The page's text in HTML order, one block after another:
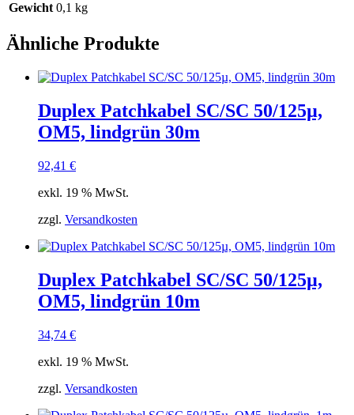
Gewicht 0,1 kg
Ähnliche Produkte
Duplex Patchkabel SC/SC 50/125µ,
OM5, lindgrün 30m
92,41 €
exkl. 19 % MwSt.
zzgl. Versandkosten
Duplex Patchkabel SC/SC 50/125µ,
OM5, lindgrün 10m
34,74 €
exkl. 19 % MwSt.
zzgl. Versandkosten